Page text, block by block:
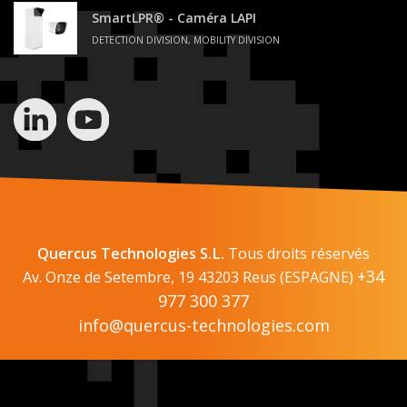
SmartLPR® - Caméra LAPI
DETECTION DIVISION, MOBILITY DIVISION
Quercus Technologies S.L. Tous droits réservés
Av. Onze de Setembre, 19 43203 Reus (ESPAGNE) +34
977 300 377
info@quercus-technologies.com